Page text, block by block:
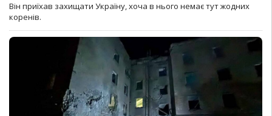
Він приїхав захищати Україну, хоча в нього немає тут жодних
коренів.